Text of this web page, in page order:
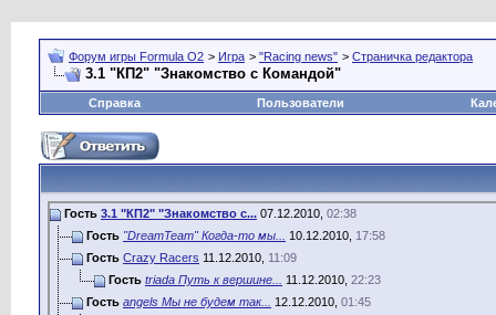
Форум игры Formula O2 > Игра > "Racing news" > Страничка редактора
3.1 "КП2" "Знакомство с Командой"
Справка Пользователи
Гость 3.1 "КП2" "Знакомство с... 07.12.2010, 02:38
Гость "DreamTeam" Когда-то мы... 10.12.2010, 17:58
Гость Crazy Racers 11.12.2010, 11:09
Гость triada Путь к вершине... 11.12.2010, 22:23
Гость angels Мы не будем так... 12.12.2010, 01:45